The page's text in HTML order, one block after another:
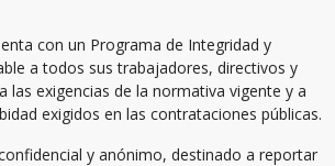
con un Programa de Integridad y
a todos sus trabajadores, directivos y
las exigencias de la normativa vigente y a
exigidos en las contrataciones públicas.
y anónimo, destinado a reportar